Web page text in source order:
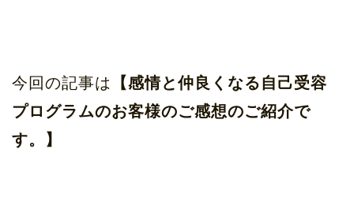
今回の記事は
【感情と仲良くなる自己受容
プログラムのお客様のご感想のご紹介で
す。】